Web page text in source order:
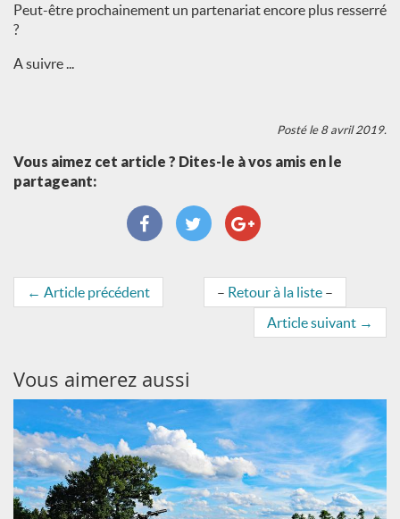
Peut-être prochainement un partenariat encore plus resserré
?
A suivre ...
Posté le 8 avril 2019.
Vous aimez cet article ? Dites-le à vos amis en le
partageant:
← Article précédent – Retour à la liste –
Article suivant →
Vous aimerez aussi